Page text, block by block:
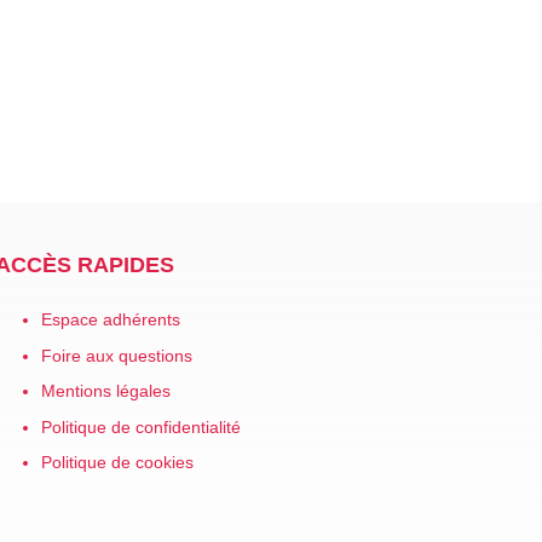
RAPIDES
Espace adhérents
Foire aux questions
Mentions légales
Politique de confidentialité
Politique de cookies